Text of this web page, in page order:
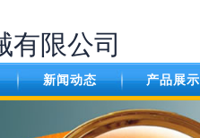
有限公司
新闻动态 产品展示